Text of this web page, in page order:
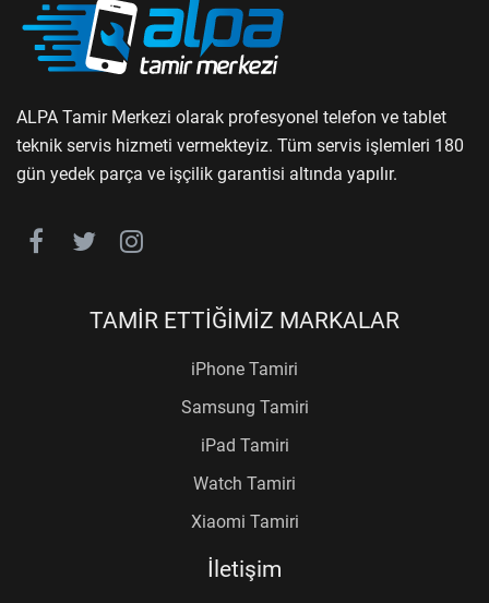
ALPA Tamir Merkezi olarak profesyonel telefon ve tablet
teknik servis hizmeti vermekteyiz. Tüm servis işlemleri 180
gün yedek parça ve işçilik garantisi altında yapılır.
TAMİR ETTİĞİMİZ MARKALAR
iPhone Tamiri
Samsung Tamiri
iPad Tamiri
Watch Tamiri
Xiaomi Tamiri
İletişim